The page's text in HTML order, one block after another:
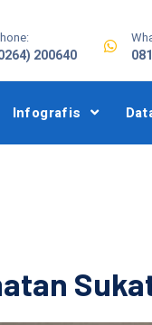
200640
Infografis